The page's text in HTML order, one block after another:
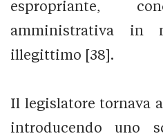
espropriante,
amministrativa in
illegittimo [38].
Il legislatore tornava
introducendo uno